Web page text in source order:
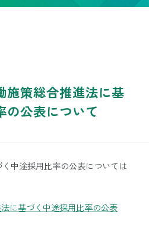
施策総合推進法に基
の公表について
中途採用比率の公表については
法に基づく中途採用比率の公表